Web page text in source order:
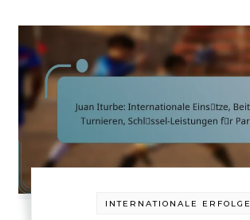
INTERNATIONALE ERFOLGE